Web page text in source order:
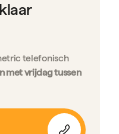
telefonisch
met vrijdag tussen